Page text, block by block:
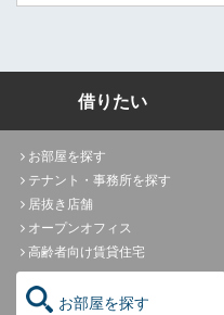
借りたい
お部屋を探す
テナント・事務所を探す
居抜き店舗
オープンオフィス
高齢者向け賃貸住宅
お部屋を探す